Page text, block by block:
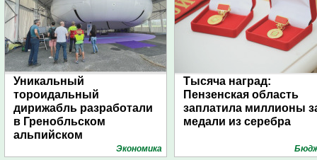
Уникальный
тороидальный
дирижабль разработали
в Гренобльском
альпийском
Экономика
Тысяча наград:
Пензенская область
заплатила миллионы
медали из серебра